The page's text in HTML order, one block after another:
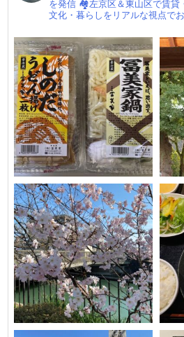
を発信 🏘左京区＆東山区で賃貸
文化・暮らしをリアルな視点で